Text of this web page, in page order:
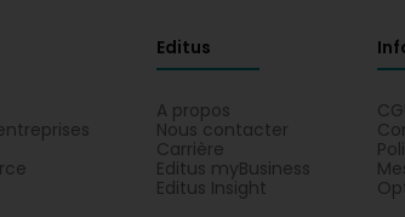
Editus
A propos
Nous contacter
Carrière
Editus myBusiness
Editus Insight